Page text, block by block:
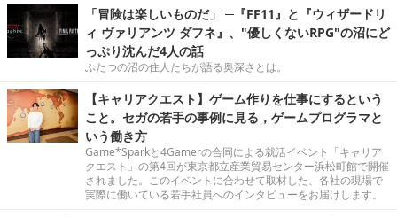
「冒険は楽しいものだ」 ─『FF11』と『ウィザードリ
ィ ヴァリアンツ ダフネ』、"優しくないRPG"の沼にど
っぷり沈んだ4人の話
ふたつの沼の住人たちが語る奥深さとは。
【キャリアクエスト】ゲーム作りを仕事にするという
こと。セガの若手の事例に見る，ゲームプログラマと
いう働き方
Game*Sparkと4Gamerの合同による就活イベント「キャリア
クエスト」の第4回が東京都立産業貿易センター浜松町館で開催
されました。このイベントに合わせて取材した、各社の現場で
実際に働いている若手社員へのインタビューをお届けします。